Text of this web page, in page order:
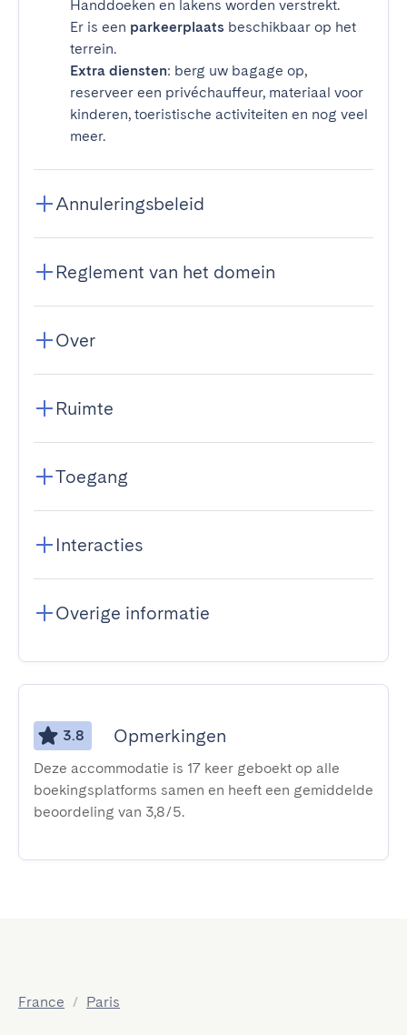
Handdoeken en lakens worden verstrekt.
Er is een parkeerplaats beschikbaar op het
terrein.
Extra diensten: berg uw bagage op,
reserveer een privéchauffeur, materiaal voor
kinderen, toeristische activiteiten en nog veel
meer.
Annuleringsbeleid
Reglement van het domein
Over
Ruimte
Toegang
Interacties
Overige informatie
3.8 Opmerkingen
Deze accommodatie is 17 keer geboekt op alle
boekingsplatforms samen en heeft een gemiddelde
beoordeling van 3,8/5.
France / Paris